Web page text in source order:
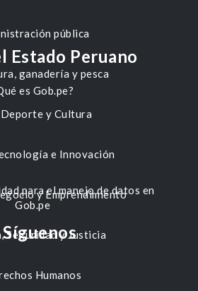
pública
ganadería y pesca
y Cultura
e Innovación
y Emprendimiento
Seguridad y Justicia
Humanos
Estado Peruano
es Gob.pe?
para el manejo de datos en
Gob.pe
Síguenos